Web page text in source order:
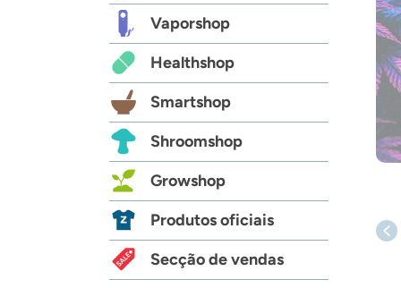
Vaporshop
Healthshop
Smartshop
Shroomshop
Growshop
Produtos oficiais
Secção de vendas